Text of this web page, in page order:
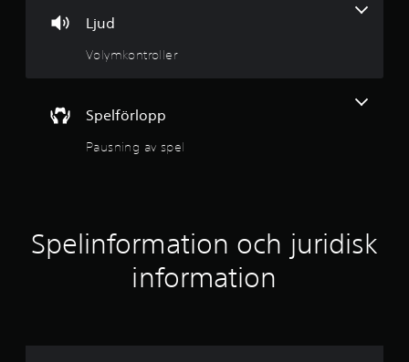
Ljud
Volymkontroller
Spelförlopp
Pausning av spel
Spelinformation och juridisk
information